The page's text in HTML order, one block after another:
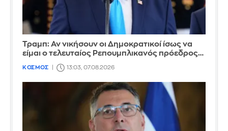
Τραμπ: Αν νικήσουν οι Δημοκρατικοί ίσως να
είμαι ο τελευταίος Ρεπουμπλικανός πρόεδρος…
ΚΟΣΜΟΣ 13:03, 07.08.2026